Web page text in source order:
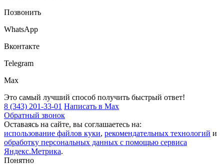
Позвонить
WhatsApp
Вконтакте
Telegram
Max
Это самый лучший способ получить быстрый ответ!
8 (343) 201-33-01 Написать в Max
Обратный звонок
Оставаясь на сайте, вы соглашаетесь на:
использование файлов куки, рекомендательных технологий и
обработку персональных данных с помощью сервиса
Яндекс.Метрика.
Понятно